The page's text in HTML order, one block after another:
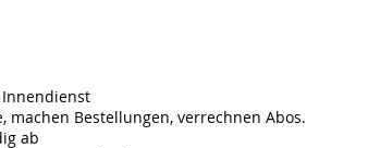
Innendienst​
machen Bestellungen, verrechnen Abos.
ab